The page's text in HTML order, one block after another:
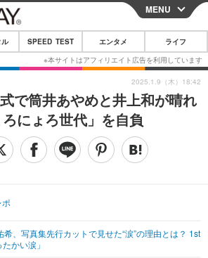
CLOSE
スマートフォン
ガジェット・ツール
その他
映画・ドラマ
法
MENU
ル SPEED TEST エンタメ ライフ
で筒井あやめと井上和が晴れ
にょろ世代」を自負
希、写真集先行カットで見せた“涙”の理由とは？ 1st
かい涙」
2025.1.9（木）18:42